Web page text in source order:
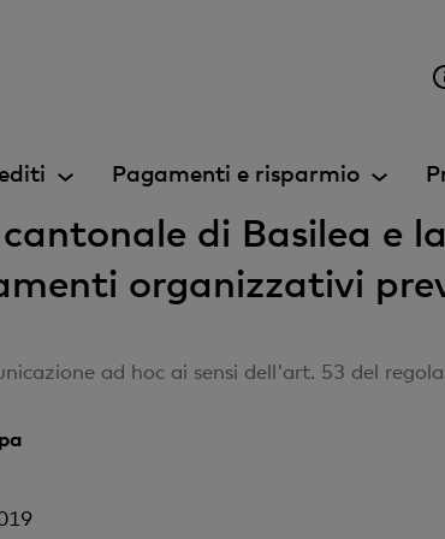
Pagamenti e risparmio
di Basilea e
organizzativi
ad hoc ai sensi dell'art. 53 del